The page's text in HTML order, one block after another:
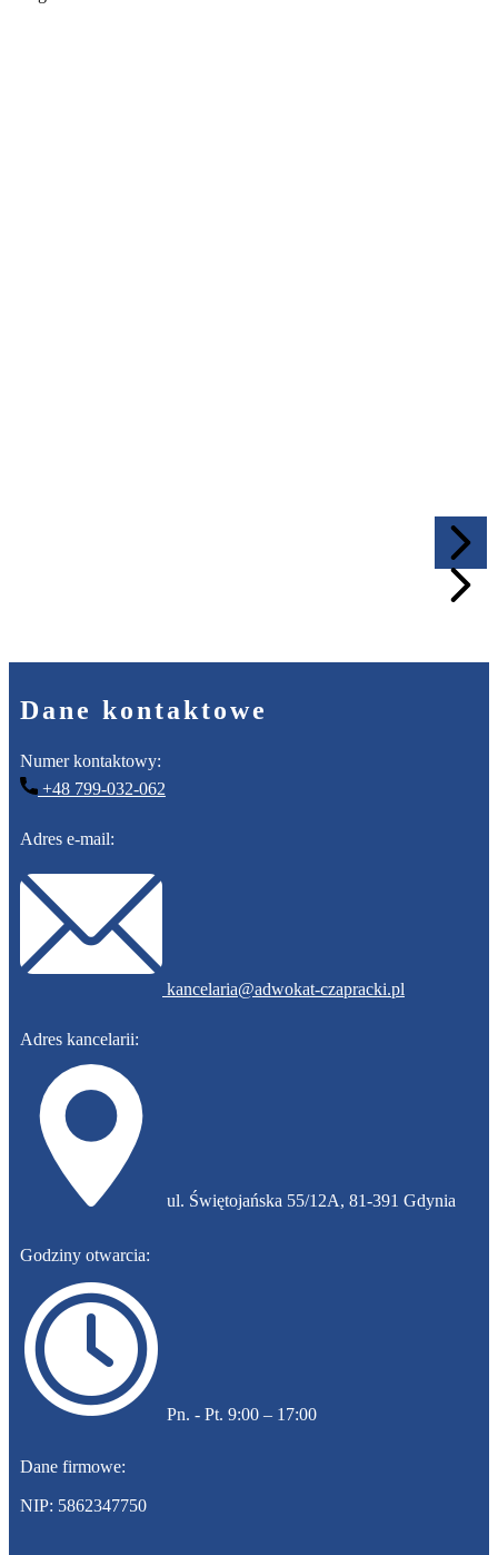
Dane kontaktowe
Numer kontaktowy:
+48 ​799-032-062
Adres e-mail:
​kancelaria@adwokat-czapracki.pl
Adres kancelarii:
​ul. Świętojańska 55/12A, 81-391 Gdynia
Godziny otwarcia:
​Pn. - Pt. 9:00 – 17:00
Dane firmowe:
NIP: 5862347750